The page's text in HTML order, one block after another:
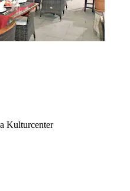
Kulturcenter